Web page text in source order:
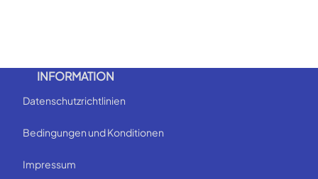
INFORMATION
Datenschutzrichtlinien
Bedingungen und Konditionen
Impressum